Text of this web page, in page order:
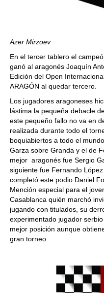
Azer Mirzoev
En el tercer tablero el
ganó al aragonés Joaquín
Edición del Open
ARAGÓN al quedar tercero.
Los jugadores aragoneses
lástima la pequeña debacle
este pequeño fallo no va en
realizada durante todo el
boquiabiertos a todo el
Garza sobre Granda y el de
mejor aragonés fue Sergio
siguiente fue Fernando
completó este podio Daniel
Mención especial para el
Casablanca quién marchó
jugando con titulados, su
experimentado jugador
mejor posición aunque
gran torneo.